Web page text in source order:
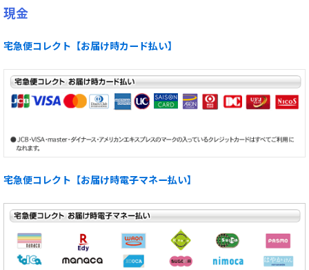
現金
宅急便コレクト【お届け時カード払い】
宅急便コレクト【お届け時電子マネー払い】